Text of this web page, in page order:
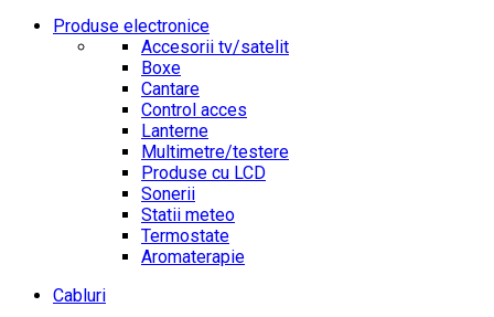
Produse electronice
Accesorii tv/satelit
Boxe
Cantare
Control acces
Lanterne
Multimetre/testere
Produse cu LCD
Sonerii
Statii meteo
Termostate
Aromaterapie
Cabluri